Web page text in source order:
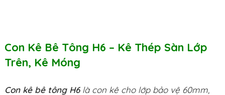
Con Kê Bê Tông H6 – Kê Thép Sàn Lớp
Trên, Kê Móng
Con kê bê tông H6là con kê cho lớp bảo vệ 60mm,